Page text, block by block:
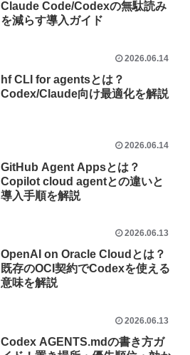
Claude Code/Codexの無駄読み
を減らす導入ガイド
2026.06.14
hf CLI for agentsとは？
Codex/Claude向け最適化を解説
2026.06.14
GitHub Agent Appsとは？
Copilot cloud agentとの違いと
導入手順を解説
2026.06.13
OpenAI on Oracle Cloudとは？
既存のOCI契約でCodexを使える
意味を解説
2026.06.13
Codex AGENTS.mdの書き方ガ